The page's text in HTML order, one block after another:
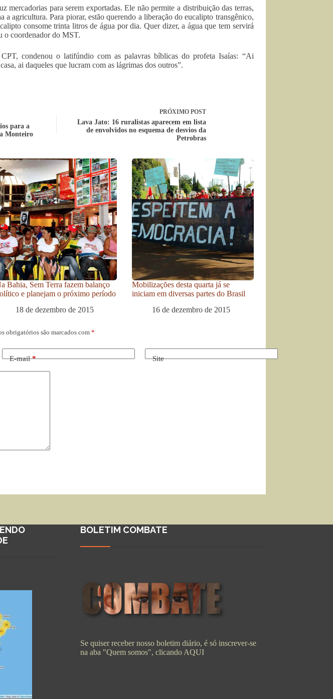
mercadorias para serem exportadas. Ele não permite a distribuição das terras,
a agricultura. Para piorar, estão querendo a liberação do eucalipto transgênico,
consome trinta litros de água por dia. Quer dizer, a água que tem servirá
o coordenador do MST.
condenou o latifúndio com as palavras bíblicas do profeta Isaías: “Ai
ai daqueles que lucram com as lágrimas dos outros”.
para a
Monteiro
PRÓXIMO POST
Lava Jato: 16 ruralistas aparecem em lista
de envolvidos no esquema de desvios da
Petrobras
Bahia, Sem Terra fazem balanço
e planejam o próximo período
18 de dezembro de 2015
Mobilizações desta quarta já se
iniciam em diversas partes do Brasil
16 de dezembro de 2015
obrigatórios são marcados com *
E-mail* Site
BOLETIM COMBATE
Se quiser receber nosso boletim diário, é só inscrever-se
na aba "Quem somos", clicandoAQUI